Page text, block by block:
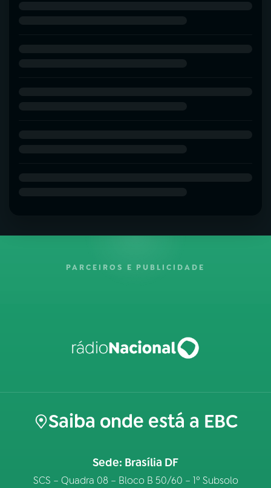
PARCEIROS E PUBLICIDADE
Saiba onde está a EBC
Sede: Brasília DF
SCS – Quadra 08 – Bloco B 50/60 – 1º Subsolo